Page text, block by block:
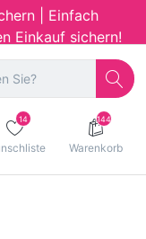
| Einfach
Einkauf sichern!
14 144
Warenkorb